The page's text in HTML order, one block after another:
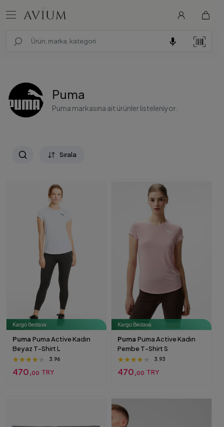
Puma
Puma markasına ait ürünler listeleniyor.
Sırala
Kargo Bedava
Puma Puma Active Kadın
Beyaz T-Shirt L
★★★★★
★★★★★
★★★★★ 3.96
470,00 TRY
Kargo Bedava
Puma Puma Active Kadın
Pembe T-Shirt S
★★★★★
★★★★★
★★★★★ 3.93
470,00 TRY